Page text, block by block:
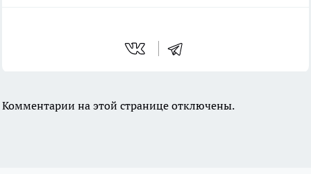
Комментарии на этой странице отключены.